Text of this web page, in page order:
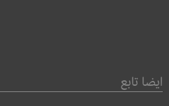
ايضا تابع